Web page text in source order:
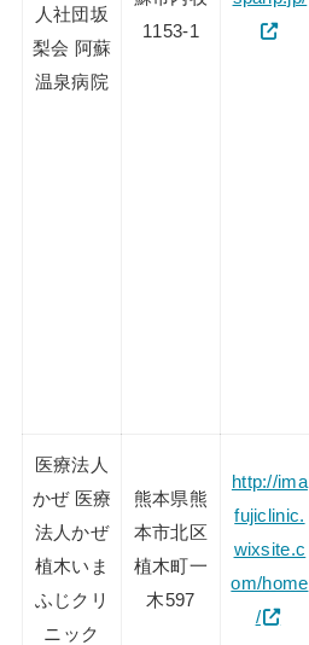
人社団坂
梨会 阿蘇
温泉病院
1153-1
医療法人
かぜ 医療
法人かぜ
植木いま
ふじクリ
ニック
熊本県熊
本市北区
植木町一
木597
http://ima
fujiclinic.
wixsite.c
om/home
/